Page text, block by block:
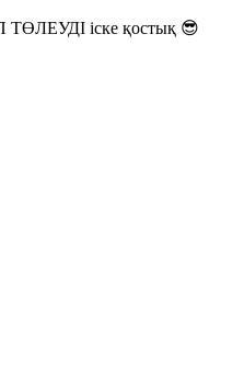
ТӨЛЕУДІ іске қостық 😎